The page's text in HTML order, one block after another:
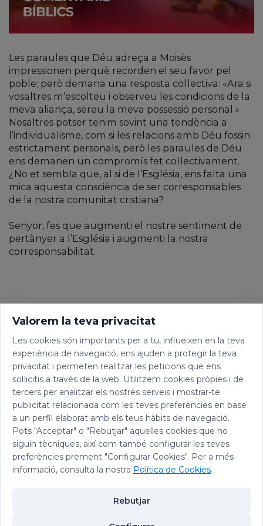
Les paraules que Déu adreça a Moisès
impressionen perquè recorden el seu favor pel
poble; però demana una resposta col·lectiva: «Ara si
vosaltres m’escolteu i observeu les condicions de la
meva aliança, sereu la meva possessió personal.»
Nosaltres potser tenim sovint una tendència a
l’individualisme, com si les relacions amb Déu fossin
estrictament personals, però les paraules de Déu
ens demanen un compromís fet col·lectivament.
¿No et sembla que, al si de l’Església, ens falta una
mica aquesta consciència de ser corresponsables
de la nostra comunitat cristiana?
Senyor, fes que augmenti el nostre sentiment de
pertànyer a l’Església i augmenti la nostra
corresponsabilitat.
Valorem la teva privacitat
Les cookies són importants per a tu, influeixen en la teva
experiència de navegació, ens ajuden a protegir la teva
privacitat i permeten realitzar les peticions que ens
sol·licitis a través de la web. Utilitzem cookies pròpies i de
tercers per analitzar els nostres serveis i mostrar-te
publicitat relacionada com les teves preferències en base
a un perfil elaborat amb els teus hàbits de navegació.
Pots "Acceptar" o "Rebutjar" aquelles cookies que no
siguin tècniques, així com també configurar les teves
preferències prement "Configurar Cookies". Per a més
informació, consulta la nostra Política de Cookies.
Rebutjar